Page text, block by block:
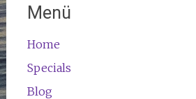
Menü
Home
Specials
Blog